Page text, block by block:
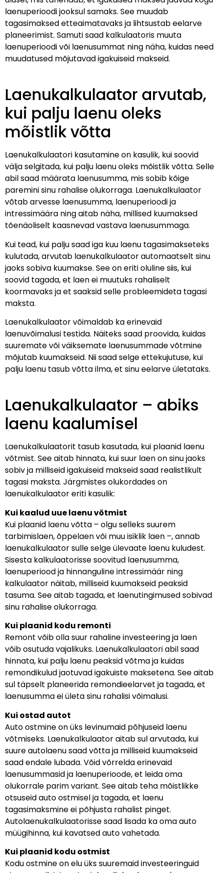
laenuperioodi jooksul samaks. See muudab
tagasimaksed etteaimatavaks ja lihtsustab eelarve
planeerimist. Samuti saad kalkulaatoris muuta
laenuperioodi või laenusummat ning näha, kuidas need
muudatused mõjutavad igakuiseid makseid.
Laenukalkulaator arvutab,
kui palju laenu oleks
mõistlik võtta
Laenukalkulaatori kasutamine on kasulik, kui soovid
välja selgitada, kui palju laenu oleks mõistlik võtta. Selle
abil saad määrata laenusumma, mis sobib kõige
paremini sinu rahalise olukorraga. Laenukalkulaator
võtab arvesse laenusumma, laenuperioodi ja
intressimäära ning aitab näha, millised kuumaksed
tõenäoliselt kaasnevad vastava laenusummaga.
Kui tead, kui palju saad iga kuu laenu tagasimakseteks
kulutada, arvutab laenukalkulaator automaatselt sinu
jaoks sobiva kuumakse. See on eriti oluline siis, kui
soovid tagada, et laen ei muutuks rahaliselt
koormavaks ja et saaksid selle probleemideta tagasi
maksta.
Laenukalkulaator võimaldab ka erinevaid
laenuvõimalusi testida. Näiteks saad proovida, kuidas
suuremate või väiksemate laenusummade võtmine
mõjutab kuumakseid. Nii saad selge ettekujutuse, kui
palju laenu tasub võtta ilma, et sinu eelarve ületataks.
Laenukalkulaator – abiks
laenu kaalumisel
Laenukalkulaatorit tasub kasutada, kui plaanid laenu
võtmist. See aitab hinnata, kui suur laen on sinu jaoks
sobiv ja milliseid igakuiseid makseid saad realistlikult
tagasi maksta. Järgmistes olukordades on
laenukalkulaator eriti kasulik:
Kui kaalud uue laenu võtmist
Kui plaanid laenu võtta – olgu selleks suurem
tarbimislaen, õppelaen või muu isiklik laen –, annab
laenukalkulaator sulle selge ülevaate laenu kuludest.
Sisesta kalkulaatorisse soovitud laenusumma,
laenuperiood ja hinnanguline intressimäär ning
kalkulaator näitab, milliseid kuumakseid peaksid
tasuma. See aitab tagada, et laenutingimused sobivad
sinu rahalise olukorraga.
Kui plaanid kodu remonti
Remont võib olla suur rahaline investeering ja laen
võib osutuda vajalikuks. Laenukalkulaatori abil saad
hinnata, kui palju laenu peaksid võtma ja kuidas
remondikulud jaotuvad igakuiste maksetena. See aitab
sul täpselt planeerida remondieelarvet ja tagada, et
laenusumma ei ületa sinu rahalisi võimalusi.
Kui ostad autot
Auto ostmine on üks levinumaid põhjuseid laenu
võtmiseks. Laenukalkulaator aitab sul arvutada, kui
suure autolaenu saad võtta ja milliseid kuumakseid
saad endale lubada. Võid võrrelda erinevaid
laenusummasid ja laenuperioode, et leida oma
olukorrale parim variant. See aitab teha mõistlikke
otsuseid auto ostmisel ja tagada, et laenu
tagasimaksmine ei põhjusta rahalist pinget.
Autolaenukalkulaatorisse saad lisada ka oma auto
müügihinna, kui kavatsed auto vahetada.
Kui plaanid kodu ostmist
Kodu ostmine on elu üks suuremaid investeeringuid